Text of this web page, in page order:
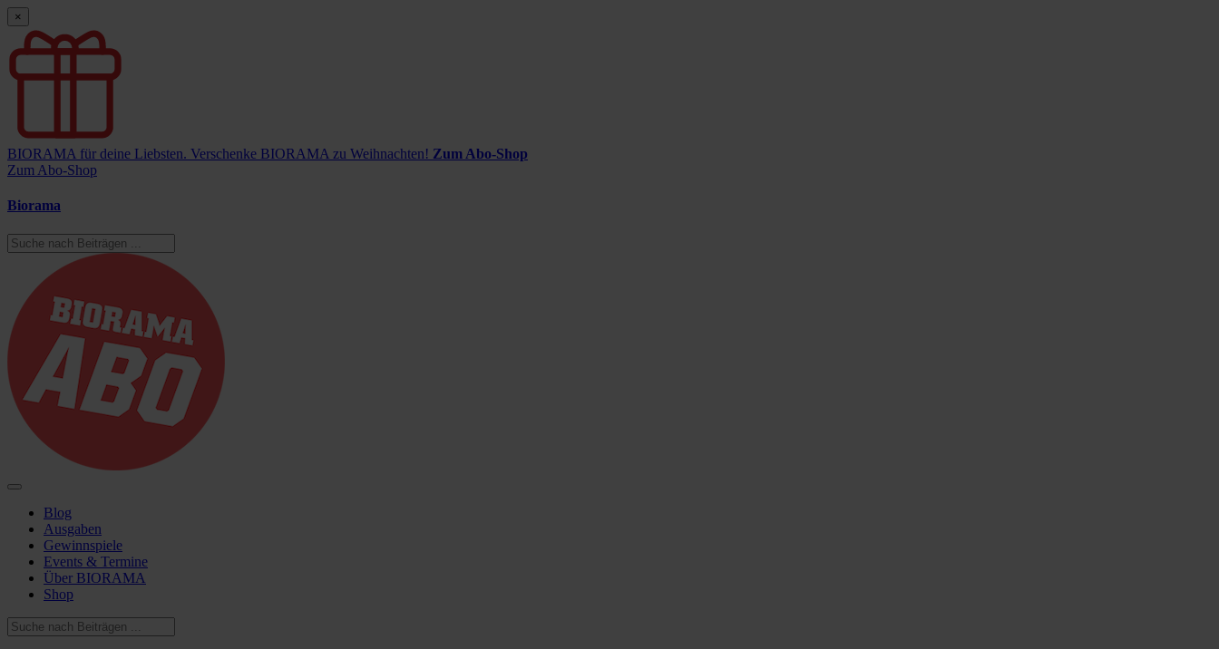
×
BIORAMA für deine Liebsten. Verschenke BIORAMA zu Weihnachten! Zum Abo-Shop
Zum Abo-Shop
Biorama
Blog
Ausgaben
Gewinnspiele
Events & Termine
Über BIORAMA
Shop